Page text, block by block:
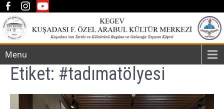
Menu
Etiket: #tadımatölyesi